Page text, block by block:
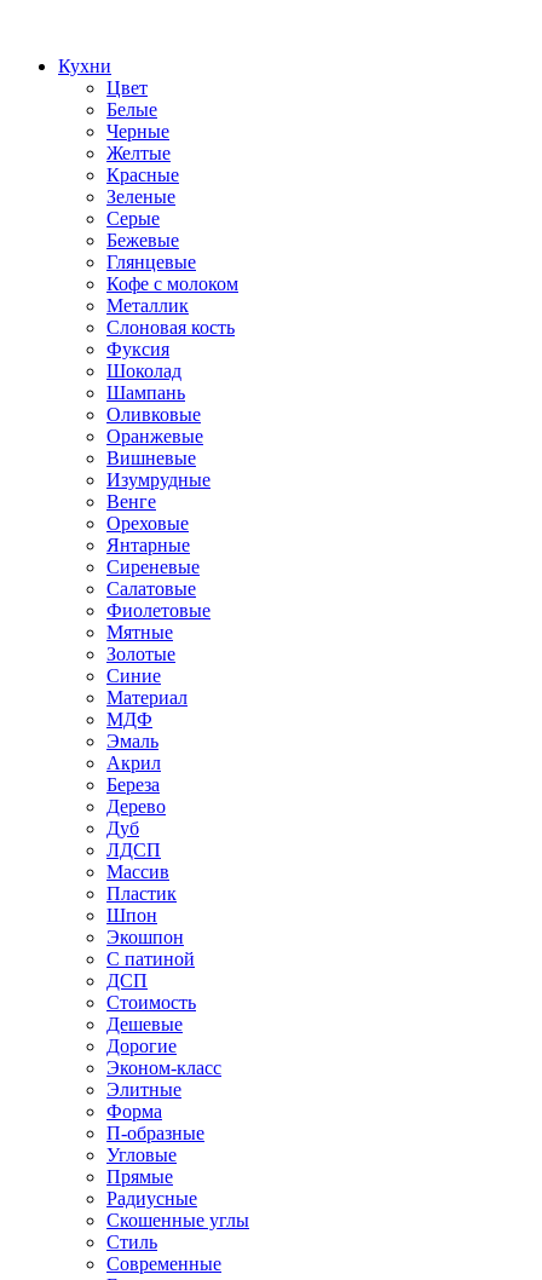
Кухни
Цвет
Белые
Черные
Желтые
Красные
Зеленые
Серые
Бежевые
Глянцевые
Кофе с молоком
Металлик
Слоновая кость
Фуксия
Шоколад
Шампань
Оливковые
Оранжевые
Вишневые
Изумрудные
Венге
Ореховые
Янтарные
Сиреневые
Салатовые
Фиолетовые
Мятные
Золотые
Синие
Материал
МДФ
Эмаль
Акрил
Береза
Дерево
Дуб
ЛДСП
Массив
Пластик
Шпон
Экошпон
С патиной
ДСП
Стоимость
Дешевые
Дорогие
Эконом-класс
Элитные
Форма
П-образные
Угловые
Прямые
Радиусные
Скошенные углы
Стиль
Современные